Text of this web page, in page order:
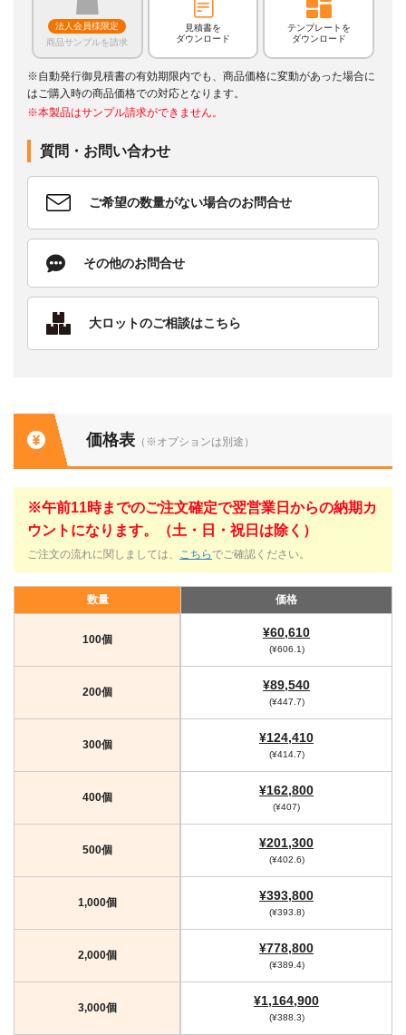
法人会員様限定
商品サンプルを請求
見積書を
ダウンロード
テンプレートを
ダウンロード
※自動発行御見積書の有効期限内でも、商品価格に変動があった場合に
はご購入時の商品価格での対応となります。
※本製品はサンプル請求ができません。
質問・お問い合わせ
ご希望の数量がない場合のお問合せ
その他のお問合せ
大ロットのご相談はこちら
価格表 （※オプションは別途）
※午前11時までのご注文確定で翌営業日からの納期カ
ウントになります。（土・日・祝日は除く）
ご注文の流れに関しましては、 こちら でご確認ください。
数量 価格
100個 ¥60,610
(¥606.1)
200個 ¥89,540
(¥447.7)
300個 ¥124,410
(¥414.7)
400個 ¥162,800
(¥407)
500個 ¥201,300
(¥402.6)
1,000個 ¥393,800
(¥393.8)
2,000個 ¥778,800
(¥389.4)
3,000個 ¥1,164,900
(¥388.3)